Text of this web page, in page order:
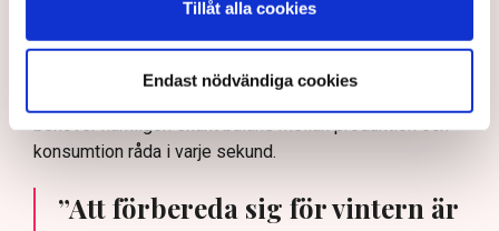
Tillåt alla cookies
Endast nödvändiga cookies
Svenska kraftnät är så kallad systemansvarig för
överföringssystemet vilket innebär att de planerar,
leder och driftar det svenska elsystemet och ser till att
behöver nämligen exakt balans mellan produktion och
konsumtion råda i varje sekund.
”Att förbereda sig för vintern är